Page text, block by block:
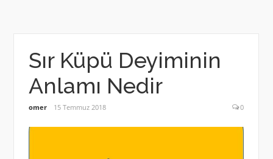
Sır Küpü Deyiminin
Anlamı Nedir
omer 15 Temmuz 2018 0